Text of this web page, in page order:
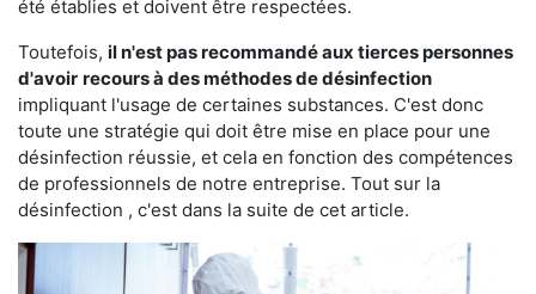
été établies et doivent être respectées.
Toutefois, il n'est pas recommandé aux tierces personnes
d'avoir recours à des méthodes de désinfection
impliquant l'usage de certaines substances. C'est donc
toute une stratégie qui doit être mise en place pour une
désinfection réussie, et cela en fonction des compétences
de professionnels de notre entreprise. Tout sur la
désinfection , c'est dans la suite de cet article.